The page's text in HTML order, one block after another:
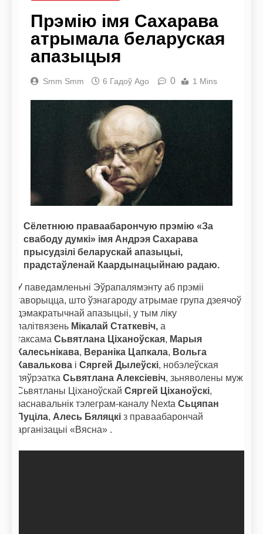
Прэмію імя Сахарава
атрымала беларуская
апазыцыя
Smm Smm 6 Гадоў Ago 0 1 Mins
Сёлетнюю праваабарончую прэмію «За
свабоду думкі» імя Андрэя Сахарава
прысудзілі беларускай апазыцыі,
прадстаўленай Каардынацыйнаю радаю.
У паведамленьні Эўрапалямэнту аб прэміі
гаворыцца, што ўзнагароду атрымае група дзеячоў
дэмакратычнай апазыцыі, у тым ліку
палітвязень Мікалай Статкевіч, а
таксама Сьвятлана Ціханоўская, Марыя
Калесьнікава, Вераніка Цапкала, Вольга
Кавалькова і Сяргей Дылеўскі, нобэлеўская
ляўрэатка Сьвятлана Алексіевіч, зьняволены муж
Сьвятланы Ціханоўскай Сяргей Ціханоўскі,
заснавальнік тэлеграм-каналу Nexta Сьцяпан
Пуціла, Алесь Бяляцкі з праваабарончай
арганізацыі «Вясна» .